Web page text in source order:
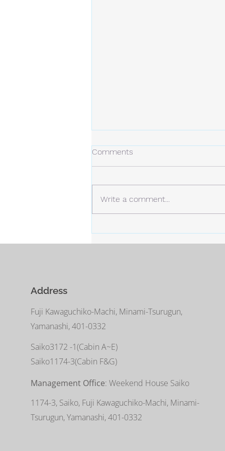
冬の日
今年の冬は、今のところ雪は少な
所。 白い雪と青い空。
Comments
Write a comment...
Address
Fuji Kawaguchiko-Machi, Minami-Tsurugun,
Yamanashi, 401-0332
Saiko3172 -1(Cabin A~E)
Saiko1174-3(​Cabin F&G)
Management Office: Weekend House Saiko
1174-3, Saiko, Fuji Kawaguchiko-Machi, Minami-
Tsurugun, Yamanashi, 401-0332